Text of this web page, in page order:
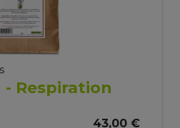
- Respiration
43,00 €